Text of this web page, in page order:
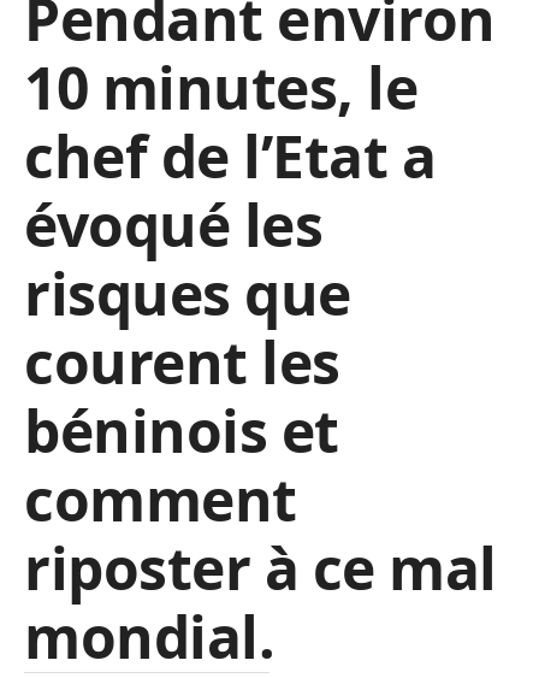
Pendant environ
10 minutes, le
chef de l’Etat a
évoqué les
risques que
courent les
béninois et
comment
riposter à ce mal
mondial.